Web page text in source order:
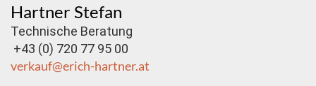
Hartner Stefan
Technische Beratung
+43 (0) 720 77 95 00
verkauf@erich-hartner.at